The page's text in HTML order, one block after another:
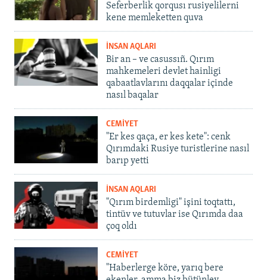
Seferberlik qorqusı rusiyelilerni
kene memleketten quva
İNSAN AQLARI
Bir an – ve casussıñ. Qırım
mahkemeleri devlet hainligi
qabaatlavlarını daqqalar içinde
nasıl baqalar
CEMİYET
"Er kes qaça, er kes kete": cenk
Qırımdaki Rusiye turistlerine nasıl
barıp yetti
İNSAN AQLARI
"Qırım birdemligi" işini toqtattı,
tintüv ve tutuvlar ise Qırımda daa
çoq oldı
CEMİYET
"Haberlerge köre, yarıq bere